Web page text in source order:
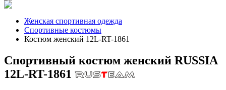
Женская спортивная одежда
Спортивные костюмы
Костюм женский 12L-RT-1861
Спортивный костюм женский RUSSIA
12L-RT-1861